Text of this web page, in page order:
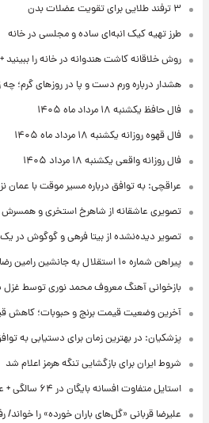
۳ ترفند طلایی برای تقویت عضلات بدن
طرز تهیه کیک انبه‌ای ساده و مجلسی در خانه
روش خلاقانه کاشت هندوانه در خانه را ببینید
هشدار درباره ورم دست و پا در روزهای گرم؛ چه
فال حافظ یکشنبه ۱۸ مرداد ماه ۱۴۰۵
فال قهوه روزانه یکشنبه ۱۸ مرداد ماه ۱۴۰۵
فال روزانه واقعی یکشنبه ۱۸ مرداد ۱۴۰۵
عراقچی: به توافق درباره مسیر موقت با عمان
تصویری عاشقانه از شاهرخ استخری و
تصویر دیده‌نشده از بیتا فرهی و گوگوش
پیراهن شماره ۱۰ استقلال به جانشین رامین رضاییان رسید + عکس
بازخوانی آهنگ معروف محمد نوری توسط غزل
آخرین وضعیت قیمت برنج و حبوبات؛ کاهش
پزشکیان: در بهترین زمان برای دستیابی به
شروط ایران برای بازگشایی تنگه هرمز اعلام شد
استایل متفاوت افسانه بایگان در ۶۴ سالگی + عکس
علیرضا قربانی «گل‌های باران خورده» را